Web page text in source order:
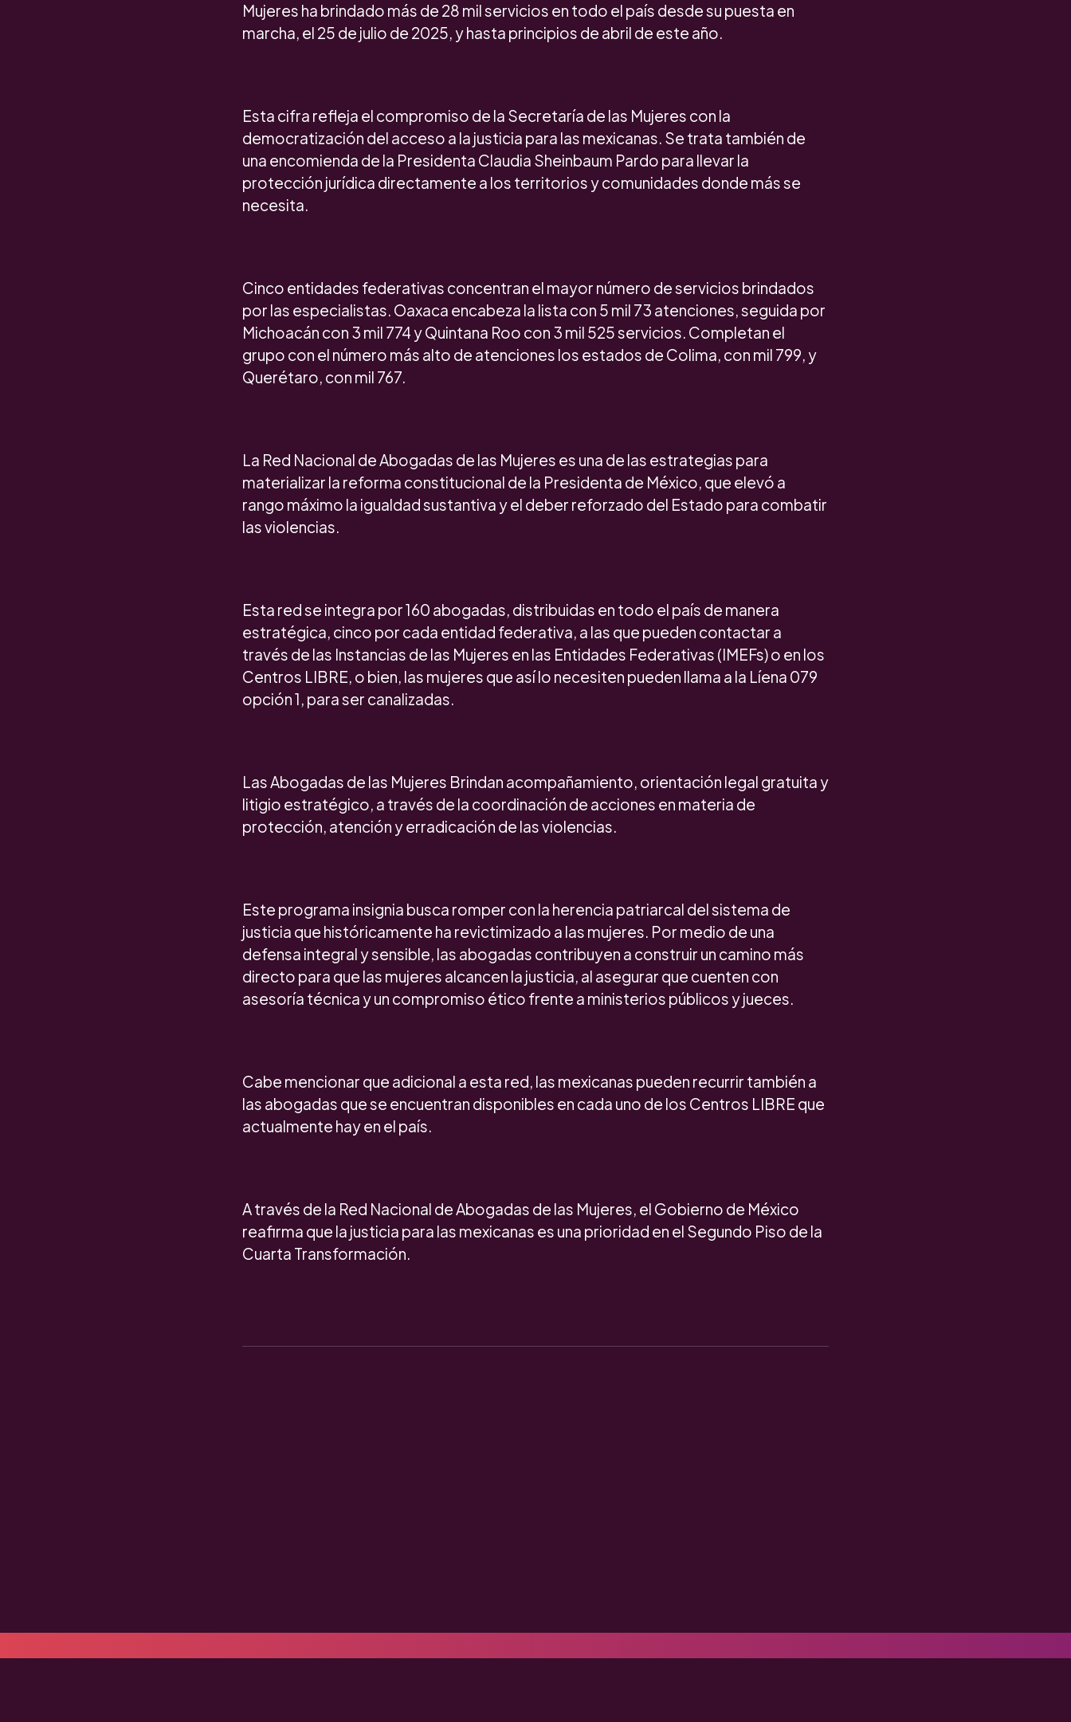
Mujeres ha brindado más de 28 mil servicios en todo el país desde su puesta en
marcha, el 25 de julio de 2025, y hasta principios de abril de este año.
Esta cifra refleja el compromiso de la Secretaría de las Mujeres con la
democratización del acceso a la justicia para las mexicanas. Se trata también de
una encomienda de la Presidenta Claudia Sheinbaum Pardo para llevar la
protección jurídica directamente a los territorios y comunidades donde más se
necesita.
Cinco entidades federativas concentran el mayor número de servicios brindados
por las especialistas. Oaxaca encabeza la lista con 5 mil 73 atenciones, seguida por
Michoacán con 3 mil 774 y Quintana Roo con 3 mil 525 servicios. Completan el
grupo con el número más alto de atenciones los estados de Colima, con mil 799, y
Querétaro, con mil 767.
La Red Nacional de Abogadas de las Mujeres es una de las estrategias para
materializar la reforma constitucional de la Presidenta de México, que elevó a
rango máximo la igualdad sustantiva y el deber reforzado del Estado para combatir
las violencias.
Esta red se integra por 160 abogadas, distribuidas en todo el país de manera
estratégica, cinco por cada entidad federativa, a las que pueden contactar a
través de las Instancias de las Mujeres en las Entidades Federativas (IMEFs) o en los
Centros LIBRE, o bien, las mujeres que así lo necesiten pueden llama a la Líena 079
opción 1, para ser canalizadas.
Las Abogadas de las Mujeres Brindan acompañamiento, orientación legal gratuita y
litigio estratégico, a través de la coordinación de acciones en materia de
protección, atención y erradicación de las violencias.
Este programa insignia busca romper con la herencia patriarcal del sistema de
justicia que históricamente ha revictimizado a las mujeres. Por medio de una
defensa integral y sensible, las abogadas contribuyen a construir un camino más
directo para que las mujeres alcancen la justicia, al asegurar que cuenten con
asesoría técnica y un compromiso ético frente a ministerios públicos y jueces.
Cabe mencionar que adicional a esta red, las mexicanas pueden recurrir también a
las abogadas que se encuentran disponibles en cada uno de los Centros LIBRE que
actualmente hay en el país.
A través de la Red Nacional de Abogadas de las Mujeres, el Gobierno de México
reafirma que la justicia para las mexicanas es una prioridad en el Segundo Piso de la
Cuarta Transformación.